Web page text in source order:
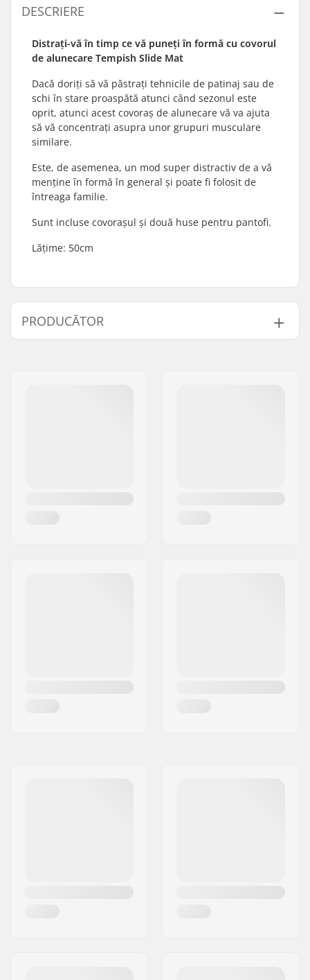
DESCRIERE
Distrați-vă în timp ce vă puneți în formă cu covorul
de alunecare Tempish Slide Mat
Dacă doriți să vă păstrați tehnicile de patinaj sau de
schi în stare proaspătă atunci când sezonul este
oprit, atunci acest covoraș de alunecare vă va ajuta
să vă concentrați asupra unor grupuri musculare
similare.
Este, de asemenea, un mod super distractiv de a vă
menține în formă în general și poate fi folosit de
întreaga familie.
Sunt incluse covorașul și două huse pentru pantofi.
Lățime: 50cm
PRODUCĂTOR